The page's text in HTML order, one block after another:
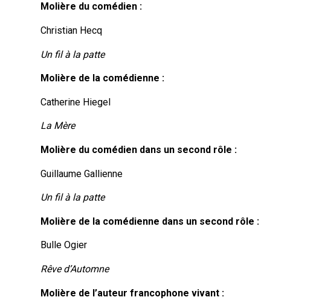
Molière du comédien :
Christian Hecq
Un fil à la patte
Molière de la comédienne :
Catherine Hiegel
La Mère
Molière du comédien dans un second rôle :
Guillaume Gallienne
Un fil à la patte
Molière de la comédienne dans un second rôle :
Bulle Ogier
Rêve d’Automne
Molière de l’auteur francophone vivant :